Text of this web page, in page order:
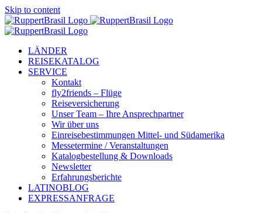
Skip to content
LÄNDER
REISEKATALOG
SERVICE
Kontakt
fly2friends – Flüge
Reiseversicherung
Unser Team – Ihre Ansprechpartner
Wir über uns
Einreisebestimmungen Mittel- und Südamerika
Messetermine / Veranstaltungen
Katalogbestellung & Downloads
Newsletter
Erfahrungsberichte
LATINOBLOG
EXPRESSANFRAGE